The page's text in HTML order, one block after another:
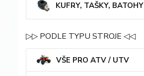
KUFRY, TAŠKY, BATOHY
▷▷ PODLE TYPU STROJE ◁◁
VŠE PRO ATV / UTV